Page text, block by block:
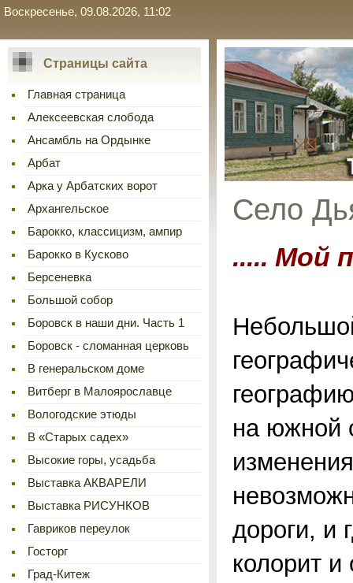
Воскресенье, 09.08.2026, 11:02
Страницы сайта
Главная страница
Алексеевская слобода
Ансамбль на Ордынке
Арбат
Арка у Арбатских ворот
Архангельское
Барокко, классицизм, ампир
Барокко в Кусково
Берсеневка
Большой собор
Боровск в наши дни. Часть 1
Боровск - сломанная церковь
В генеральском доме
Витберг в Малоярославце
Вологодские этюды
В «Старых садех»
Высокие горы, усадьба
Выставка АКВАРЕЛИ
Выставка РИСУНКОВ
Гавриков переулок
Госторг
Град-Китеж
Село
..... Мой
на южной
дороги, и
колорит